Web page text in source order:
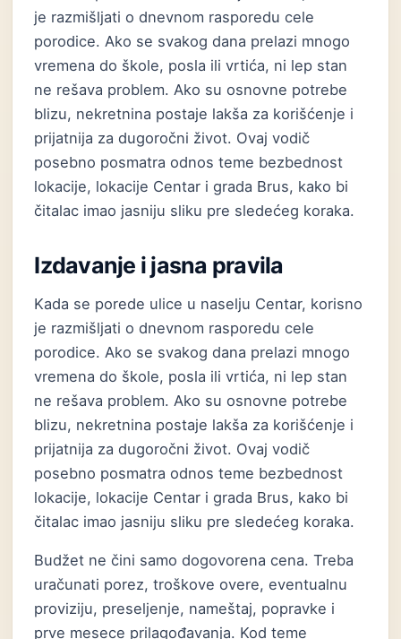
je razmišljati o dnevnom rasporedu cele
porodice. Ako se svakog dana prelazi mnogo
vremena do škole, posla ili vrtića, ni lep stan
ne rešava problem. Ako su osnovne potrebe
blizu, nekretnina postaje lakša za korišćenje i
prijatnija za dugoročni život. Ovaj vodič
posebno posmatra odnos teme bezbednost
lokacije, lokacije Centar i grada Brus, kako bi
čitalac imao jasniju sliku pre sledećeg koraka.
Izdavanje i jasna pravila
Kada se porede ulice u naselju Centar, korisno
je razmišljati o dnevnom rasporedu cele
porodice. Ako se svakog dana prelazi mnogo
vremena do škole, posla ili vrtića, ni lep stan
ne rešava problem. Ako su osnovne potrebe
blizu, nekretnina postaje lakša za korišćenje i
prijatnija za dugoročni život. Ovaj vodič
posebno posmatra odnos teme bezbednost
lokacije, lokacije Centar i grada Brus, kako bi
čitalac imao jasniju sliku pre sledećeg koraka.
Budžet ne čini samo dogovorena cena. Treba
uračunati porez, troškove overe, eventualnu
proviziju, preseljenje, nameštaj, popravke i
prve mesece prilagođavanja. Kod teme